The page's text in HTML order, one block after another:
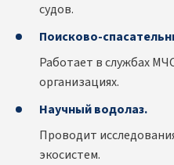
судов.
Поисково-
Работает в службах
организациях.
Научный водолаз.
Проводит
экосистем.